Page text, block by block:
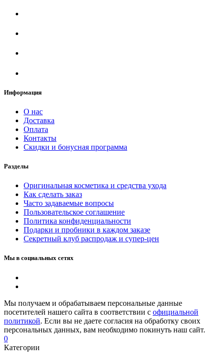
Информация
О нас
Доставка
Оплата
Контакты
Скидки и бонусная программа
Разделы
Оригинальная косметика и средства ухода
Как сделать заказ
Часто задаваемые вопросы
Пользовательское соглашение
Политика конфиденциальности
Подарки и пробники в каждом заказе
Секретный клуб распродаж и супер-цен
Мы в социальных сетях
Мы получаем и обрабатываем персональные данные
посетителей нашего сайта в соответствии с официальной
политикой. Если вы не даете согласия на обработку своих
персональных данных, вам необходимо покинуть наш сайт.
0
Категории